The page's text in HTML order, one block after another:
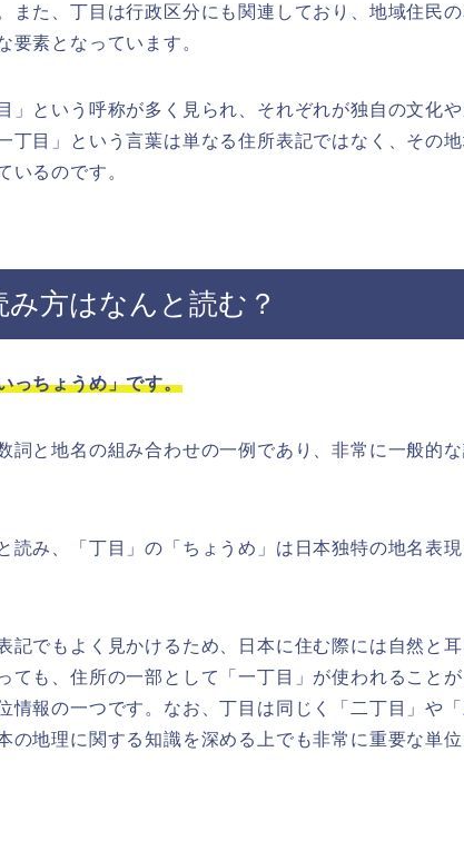
また、丁目は行政区分にも関連しており、地域住民
要素となっています。
」という呼称が多く見られ、それぞれが独自の文化
丁目」という言葉は単なる住所表記ではなく、その
いるのです。
み方はなんと読む？
っちょうめ」です。
詞と地名の組み合わせの一例であり、非常に一般的
読み、「丁目」の「ちょうめ」は日本独特の地名表
記でもよく見かけるため、日本に住む際には自然と
ても、住所の一部として「一丁目」が使われること
情報の一つです。なお、丁目は同じく「二丁目」や「
の地理に関する知識を深める上でも非常に重要な単位